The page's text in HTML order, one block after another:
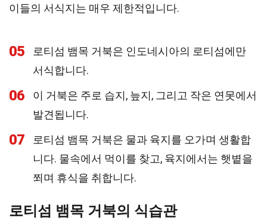
이들의 서식지는 매우 제한적입니다.
05
로티섬 뱀목 거북은 인도네시아의 로티섬에만
서식합니다.
06
이 거북은 주로 습지, 늪지, 그리고 작은 연못에서
발견됩니다.
07
로티섬 뱀목 거북은 물과 육지를 오가며 생활합
니다. 물속에서 먹이를 찾고, 육지에서는 햇볕을
쬐며 휴식을 취합니다.
로티섬 뱀목 거북의 식습관